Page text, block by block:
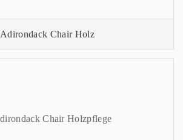
Adirondack Chair Holz